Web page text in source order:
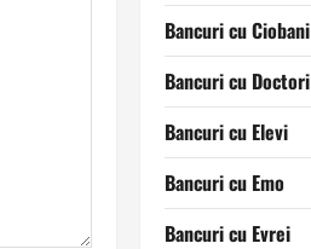
Bancuri cu Ciobani
Bancuri cu Doctori
Bancuri cu Elevi
Bancuri cu Emo
Bancuri cu Evrei